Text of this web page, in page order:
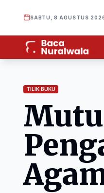
SABTU, 8 AGUSTUS
TILIK BUKU